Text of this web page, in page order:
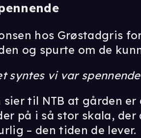
hos Grøstadgris
og spurte om de
syntes vi var
sier til NTB at gården
på i så stor skala,
– den tiden de lever.